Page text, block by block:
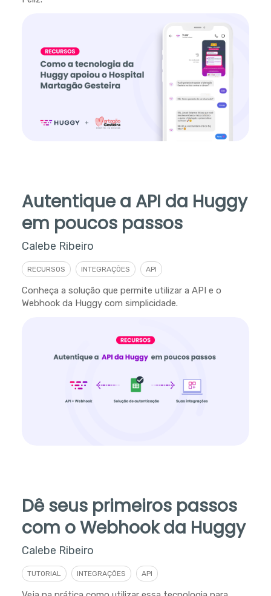
Autentique a API da Huggy
em poucos passos
Calebe Ribeiro
RECURSOS INTEGRAÇÕES API
Conheça a solução que permite utilizar a API e o
Webhook da Huggy com simplicidade.
Dê seus primeiros passos
com o Webhook da Huggy
Calebe Ribeiro
TUTORIAL INTEGRAÇÕES API